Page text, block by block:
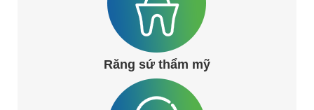
Răng sứ thẩm mỹ